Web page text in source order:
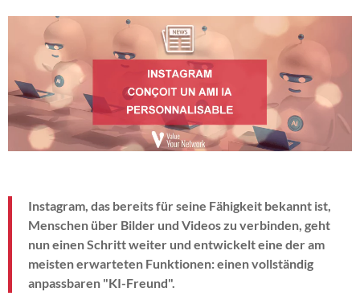
Instagram, das bereits für seine Fähigkeit bekannt ist,
Menschen über Bilder und Videos zu verbinden, geht
nun einen Schritt weiter und entwickelt eine der am
meisten erwarteten Funktionen: einen vollständig
anpassbaren "KI-Freund".